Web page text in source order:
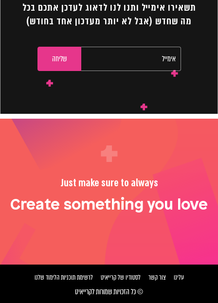
תשאירו אימייל ותנו לנו לדאוג לעדכן אתכם בכל
מה שחדש (אבל לא יותר מעדכון אחד בחודש)
Just make sure to always
Create something you love
עלינו צור קשר לסטודיו של קרייאיט לרשימת תוכניות הלימוד שלנו
© כל הזכויות שמורות לקרייאיט